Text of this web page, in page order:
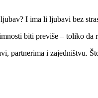
I ima li ljubavi bez
biti previše – toliko da
partnerima i zajedništvu.